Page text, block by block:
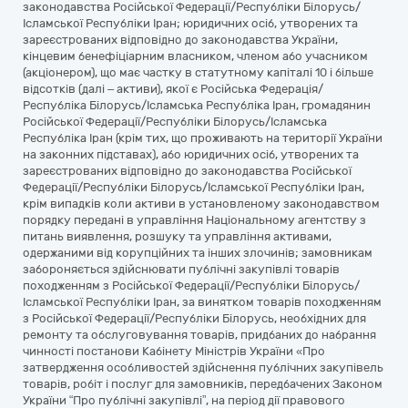
законодавства Російської Федерації/Республіки Білорусь/
Ісламської Республіки Іран; юридичних осіб, утворених та
зареєстрованих відповідно до законодавства України,
кінцевим бенефіціарним власником, членом або учасником
(акціонером), що має частку в статутному капіталі 10 і більше
відсотків (далі – активи), якої є Російська Федерація/
Республіка Білорусь/Ісламська Республіка Іран, громадянин
Російської Федерації/Республіки Білорусь/Ісламська
Республіка Іран (крім тих, що проживають на території України
на законних підставах), або юридичних осіб, утворених та
зареєстрованих відповідно до законодавства Російської
Федерації/Республіки Білорусь/Ісламської Республіки Іран,
крім випадків коли активи в установленому законодавством
порядку передані в управління Національному агентству з
питань виявлення, розшуку та управління активами,
одержаними від корупційних та інших злочинів; замовникам
забороняється здійснювати публічні закупівлі товарів
походженням з Російської Федерації/Республіки Білорусь/
Ісламської Республіки Іран, за винятком товарів походженням
з Російської Федерації/Республіки Білорусь, необхідних для
ремонту та обслуговування товарів, придбаних до набрання
чинності постанови Кабінету Міністрів України «Про
затвердження особливостей здійснення публічних закупівель
товарів, робіт і послуг для замовників, передбачених Законом
України “Про публічні закупівлі”, на період дії правового